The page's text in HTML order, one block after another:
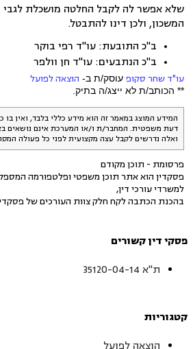
שלא אפשר לה לקבל החלטה מושכלת
המשכון, ולכן דינו להתבטל.
ב"כ התובעת: עו"ד רפי בוקר
ב"כ הנתבעים: עו"ד חן וולפר
עו"ד שחר סקופ עוסק/ת ב- הוצאה לפועל
** הכותב/ת לא ייצג/ה בתיק.
המידע המוצג במאמר זה הוא מידע כללי בלבד, ואין בו
דעת משפטית. המחבר/ת ו/או המערכת אינם נושאים
ואלה נדרשים לקבל עצה מקצועית לפני כל פעולה
פרסומת - תוכן מקודם
פסקדין הוא אתר תוכן משפטי ופלטפורמה
למשרדי עורכי דין,
בהכנת הכתבה לקח חלק צוות העורכים של
פסקי דין קשורים
ת"א 35120-04-14
קטגוריות
הוצאה לפועל